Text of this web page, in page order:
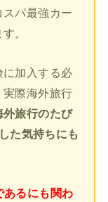
パ最強カー
。
加入する必
際海外旅行
外旅行のたび
た気持ちにも
あるにも関わ